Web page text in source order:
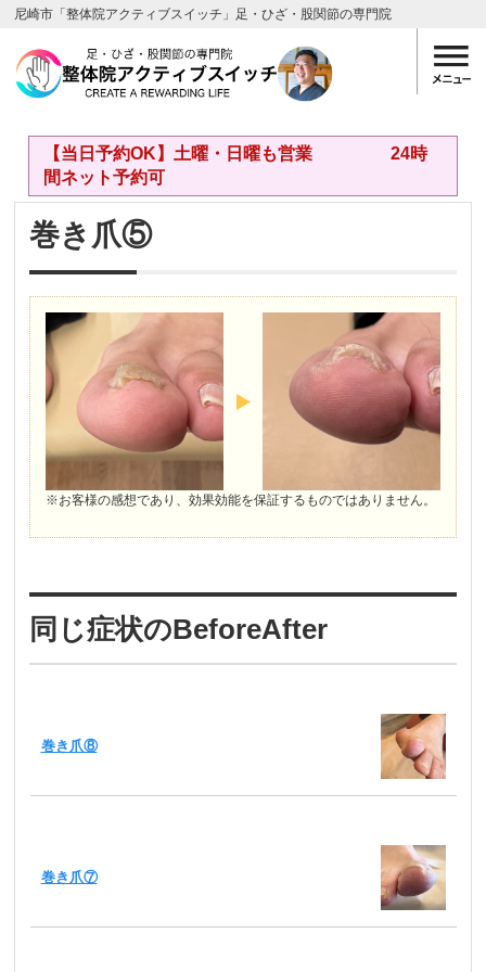
尼崎市「整体院アクティブスイッチ」足・ひざ・股関節の専門院
【当日予約OK】土曜・日曜も営業 24時
間ネット予約可
巻き爪⑤
※お客様の感想であり、効果効能を保証するものではありません。
同じ症状のBeforeAfter
巻き爪⑧
巻き爪⑦